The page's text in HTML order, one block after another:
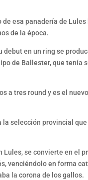
esa panadería de
de la época.
en un ring se
de Ballester, que tenía
a tres round y es el
la selección provincial
se convierte en el
venciéndolo en forma
la corona de los gallos.